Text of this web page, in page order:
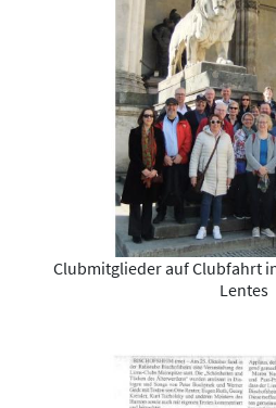
Clubmitglieder auf Clubfahrt
Lentes